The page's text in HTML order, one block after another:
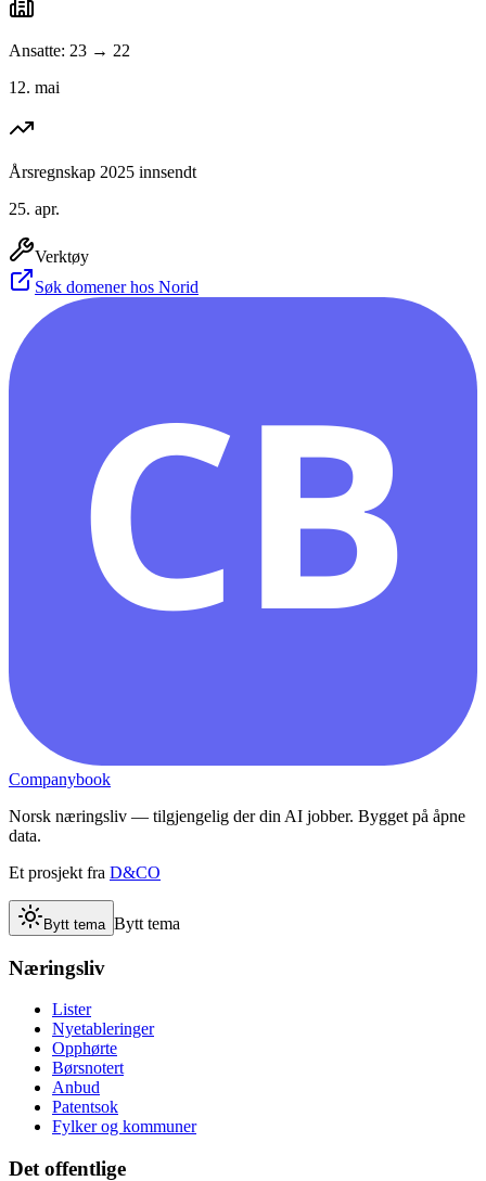
Ansatte: 23 → 22
12. mai
Årsregnskap 2025 innsendt
25. apr.
Verktøy
Søk domener hos Norid
CB
Companybook
Norsk næringsliv — tilgjengelig der din AI jobber. Bygget på åpne
data.
Et prosjekt fra D&CO
Bytt tema Bytt tema
Næringsliv
Lister
Nyetableringer
Opphørte
Børsnotert
Anbud
Patentsok
Fylker og kommuner
Det offentlige